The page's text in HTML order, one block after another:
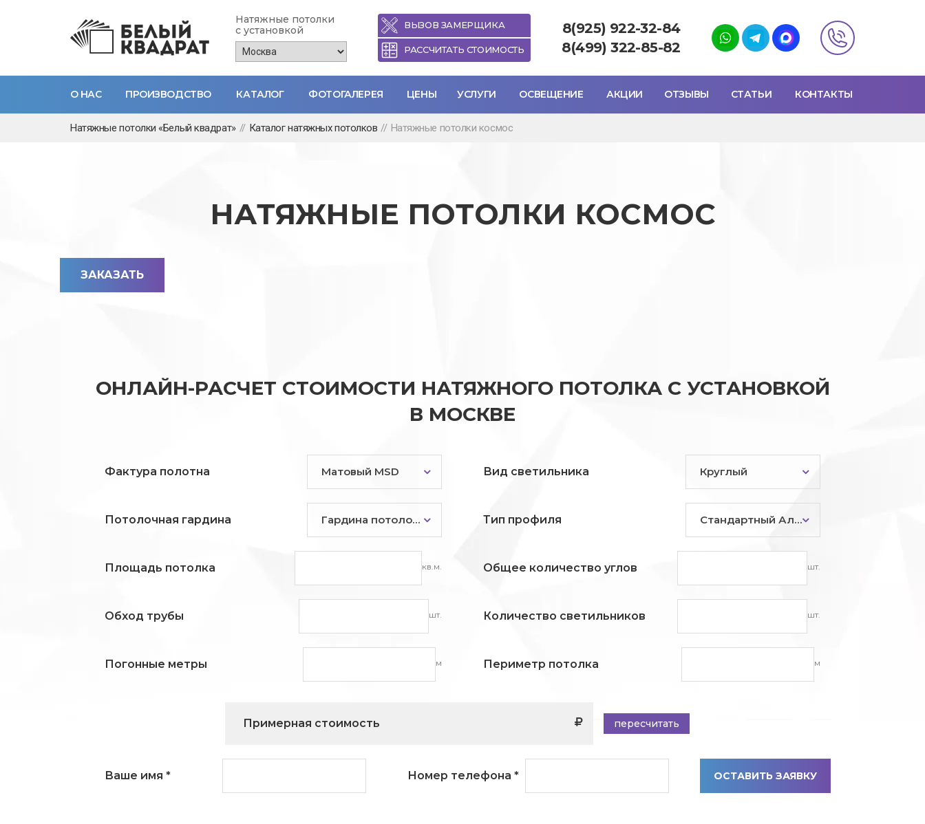
Натяжные потолки
с установкой
ВЫЗОВ ЗАМЕРЩИКА
РАССЧИТАТЬ СТОИМОСТЬ
8(925) 922-32-84
8(499) 322-85-82
О НАС ПРОИЗВОДСТВО КАТАЛОГ ФОТОГАЛЕРЕЯ ЦЕНЫ УСЛУГИ ОСВЕЩЕНИЕ АКЦИИ ОТЗЫВЫ СТАТЬИ КОНТАКТЫ
Натяжные потолки «Белый квадрат» // Каталог натяжных потолков // Натяжные потолки космос
НАТЯЖНЫЕ ПОТОЛКИ КОСМОС
ЗАКАЗАТЬ
ОНЛАЙН-РАСЧЕТ СТОИМОСТИ НАТЯЖНОГО ПОТОЛКА С УСТАНОВКОЙ
В МОСКВЕ
Фактура полотна Матовый MSD Вид светильника Круглый
Потолочная гардина Гардина потолочная Тип профиля Стандартный Алюминий
Площадь потолка кв.м. Общее количество углов шт.
Обход трубы шт. Количество светильников шт.
Погонные метры м Периметр потолка м
Примерная стоимость пересчитать
Ваше имя * Номер телефона * ОСТАВИТЬ ЗАЯВКУ